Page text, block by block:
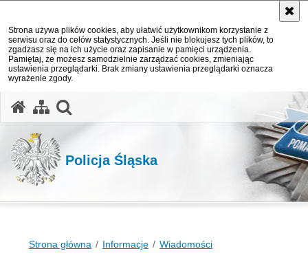
Strona używa plików cookies, aby ułatwić użytkownikom korzystanie z
serwisu oraz do celów statystycznych. Jeśli nie blokujesz tych plików, to
zgadzasz się na ich użycie oraz zapisanie w pamięci urządzenia.
Pamiętaj, że możesz samodzielnie zarządzać cookies, zmieniając
ustawienia przeglądarki. Brak zmiany ustawienia przeglądarki oznacza
wyrażenie zgody.
Policja Śląska
Strona główna Informacje Wiadomości